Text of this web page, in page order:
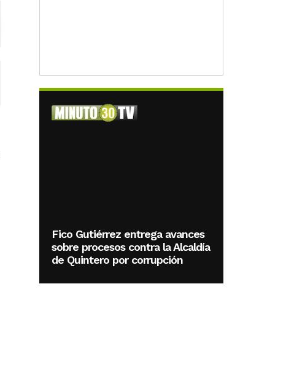
Fico Gutiérrez entrega avances
sobre procesos contra la Alcaldía
de Quintero por corrupción